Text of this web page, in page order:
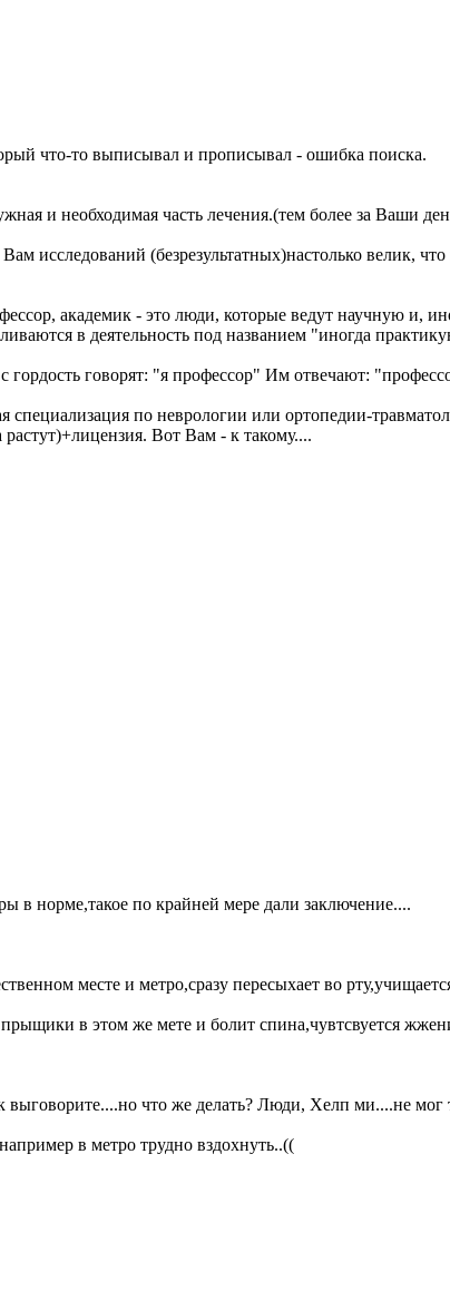
что-то выписывал и прописывал - ошибка поиска.
и необходимая часть лечения.(тем более за Ваши
исследований (безрезультатных)настолько велик, что
академик - это люди, которые ведут научную и,
в деятельность под названием "иногда
говорят: "я профессор" Им отвечают:
по неврологии или ортопедии-
Вот Вам - к такому....
в норме,такое по крайней мере дали заключение....
месте и метро,сразу пересыхает во
в этом же мете и болит спина,чувтсвуется
выговорите....но что же делать? Люди, Хелп ми....не мог
в метро трудно вздохнуть..((